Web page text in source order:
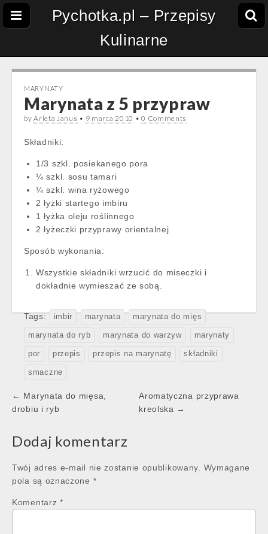
Pychotka.pl – Przepisy
Kulinarne
MARYNATY
Marynata z 5 przypraw
byArleta Janus • 9 marca 2010 •0 Comments
Składniki:
1/3 szkl. posiekanego pora
¼ szkl. sosu tamari
¼ szkl. wina ryżowego
2 łyżki startego imbiru
1 łyżka oleju roślinnego
2 łyżeczki przyprawy orientalnej
Sposób wykonania:
Wszystkie składniki wrzucić do miseczki i
dokładnie wymieszać ze sobą.
Tags: imbir marynata marynata do mięs
marynata do ryb marynata do warzyw marynaty
por przepis przepis na marynatę składniki
smaczne
Post
navigation
← Marynata do mięsa,
drobiu i ryb
Aromatyczna przyprawa
kreolska →
Dodaj komentarz
Twój adres e-mail nie zostanie opublikowany.
Wymagane
pola są oznaczone *
Komentarz *